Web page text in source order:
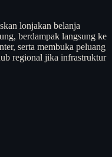
lonjakan belanja
berdampak langsung ke
serta membuka peluang
regional jika infrastruktur